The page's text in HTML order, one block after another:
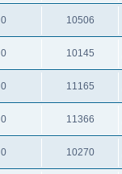
0 10506
0 10145
0 11165
0 11366
0 10270